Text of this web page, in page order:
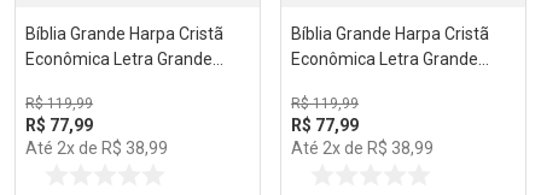
Bíblia Grande Harpa Cristã
Econômica Letra Grande
R$ 119,99
R$ 77,99
Até 2x de R$ 38,99
Bíblia Grande Harpa Cristã
Econômica Letra Grande
R$ 119,99
R$ 77,99
Até 2x de R$ 38,99